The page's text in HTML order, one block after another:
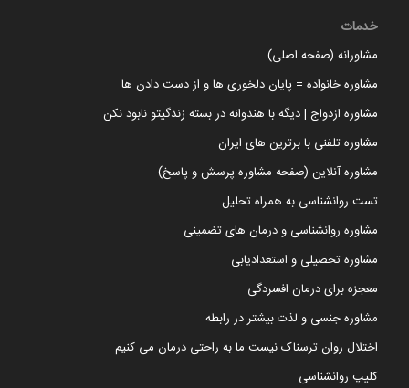
خدمات
مشاورانه (صفحه اصلی)
مشاوره خانواده = پایان دلخوری ها و از دست دادن ها
مشاوره ازدواج | دیگه با هندوانه در بسته زندگیتو نابود نکن
مشاوره تلفنی با برترین های ایران
مشاوره آنلاین (صفحه مشاوره پرسش و پاسخ)
تست روانشناسی به همراه تحلیل
مشاوره روانشناسی و درمان های تضمینی
مشاوره تحصیلی و استعدادیابی
معجزه برای درمان افسردگی
مشاوره جنسی و لذت بیشتر در رابطه
اختلال روان ترسناک نیست ما به راحتی درمان می کنیم
کلیپ روانشناسی